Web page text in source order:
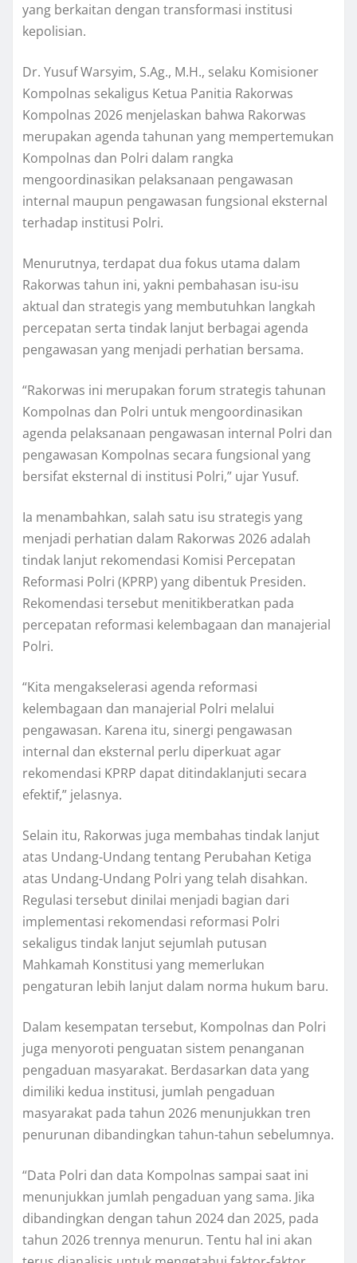
yang berkaitan dengan transformasi institusi
kepolisian.
Dr. Yusuf Warsyim, S.Ag., M.H., selaku Komisioner
Kompolnas sekaligus Ketua Panitia Rakorwas
Kompolnas 2026 menjelaskan bahwa Rakorwas
merupakan agenda tahunan yang mempertemukan
Kompolnas dan Polri dalam rangka
mengoordinasikan pelaksanaan pengawasan
internal maupun pengawasan fungsional eksternal
terhadap institusi Polri.
Menurutnya, terdapat dua fokus utama dalam
Rakorwas tahun ini, yakni pembahasan isu-isu
aktual dan strategis yang membutuhkan langkah
percepatan serta tindak lanjut berbagai agenda
pengawasan yang menjadi perhatian bersama.
“Rakorwas ini merupakan forum strategis tahunan
Kompolnas dan Polri untuk mengoordinasikan
agenda pelaksanaan pengawasan internal Polri dan
pengawasan Kompolnas secara fungsional yang
bersifat eksternal di institusi Polri,” ujar Yusuf.
Ia menambahkan, salah satu isu strategis yang
menjadi perhatian dalam Rakorwas 2026 adalah
tindak lanjut rekomendasi Komisi Percepatan
Reformasi Polri (KPRP) yang dibentuk Presiden.
Rekomendasi tersebut menitikberatkan pada
percepatan reformasi kelembagaan dan manajerial
Polri.
“Kita mengakselerasi agenda reformasi
kelembagaan dan manajerial Polri melalui
pengawasan. Karena itu, sinergi pengawasan
internal dan eksternal perlu diperkuat agar
rekomendasi KPRP dapat ditindaklanjuti secara
efektif,” jelasnya.
Selain itu, Rakorwas juga membahas tindak lanjut
atas Undang-Undang tentang Perubahan Ketiga
atas Undang-Undang Polri yang telah disahkan.
Regulasi tersebut dinilai menjadi bagian dari
implementasi rekomendasi reformasi Polri
sekaligus tindak lanjut sejumlah putusan
Mahkamah Konstitusi yang memerlukan
pengaturan lebih lanjut dalam norma hukum baru.
Dalam kesempatan tersebut, Kompolnas dan Polri
juga menyoroti penguatan sistem penanganan
pengaduan masyarakat. Berdasarkan data yang
dimiliki kedua institusi, jumlah pengaduan
masyarakat pada tahun 2026 menunjukkan tren
penurunan dibandingkan tahun-tahun sebelumnya.
“Data Polri dan data Kompolnas sampai saat ini
menunjukkan jumlah pengaduan yang sama. Jika
dibandingkan dengan tahun 2024 dan 2025, pada
tahun 2026 trennya menurun. Tentu hal ini akan